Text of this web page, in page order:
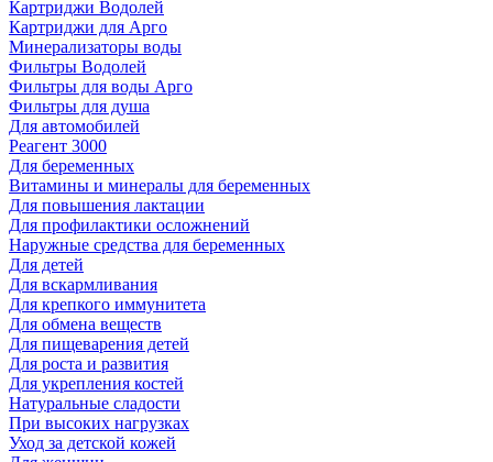
Картриджи Водолей
Картриджи для Арго
Минерализаторы воды
Фильтры Водолей
Фильтры для воды Арго
Фильтры для душа
Для автомобилей
Реагент 3000
Для беременных
Витамины и минералы для беременных
Для повышения лактации
Для профилактики осложнений
Наружные средства для беременных
Для детей
Для вскармливания
Для крепкого иммунитета
Для обмена веществ
Для пищеварения детей
Для роста и развития
Для укрепления костей
Натуральные сладости
При высоких нагрузках
Уход за детской кожей